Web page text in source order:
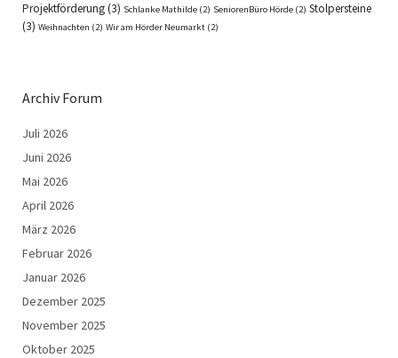
Projektförderung(3) Schlanke Mathilde (2) SeniorenBüro Hörde (2) Stolpersteine
(3) Weihnachten (2) Wir am Hörder Neumarkt (2)
Archiv Forum
Juli 2026
Juni 2026
Mai 2026
April 2026
März 2026
Februar 2026
Januar 2026
Dezember 2025
November 2025
Oktober 2025